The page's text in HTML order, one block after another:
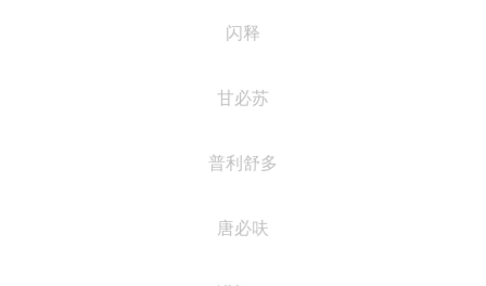
闪释
甘必苏
普利舒多
唐必呋